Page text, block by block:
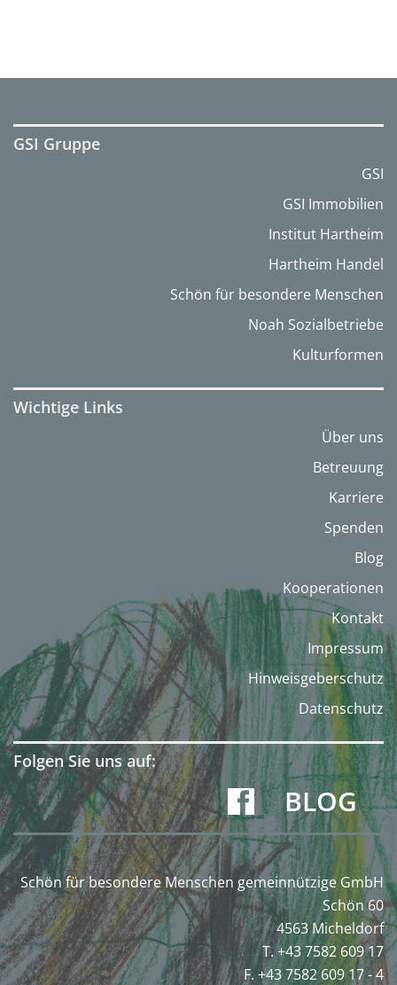
GSI Gruppe
GSI
GSI Immobilien
Institut Hartheim
Hartheim Handel
Schön für besondere Menschen
Noah Sozialbetriebe
Kulturformen
Wichtige Links
Über uns
Betreuung
Karriere
Spenden
Blog
Kooperationen
Kontakt
Impressum
Hinweisgeberschutz
Datenschutz
Folgen Sie uns auf:
BLOG
Schön für besondere Menschen gemeinnützige GmbH
Schön 60
4563 Micheldorf
T. +43 7582 609 17
F. +43 7582 609 17 - 4